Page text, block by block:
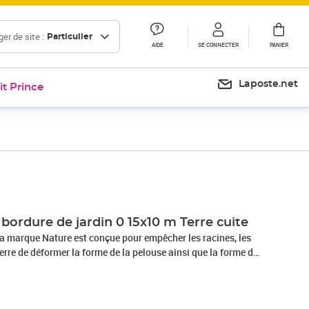
de site : Particulier
AIDE SE CONNECTER PANIER
Prince Laposte.net
de jardin 0 15x10 m Terre cuite
marque Nature est conçue pour empêcher les racines, les
de déformer la forme de la pelouse ainsi que la forme du
préserver les bords de votre pelouse. Ce bord de jardin
La bordure de pelouse de la marque Nature est